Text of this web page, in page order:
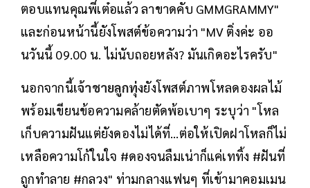
ตอบแทนคุณพี่เต๋อแล้ว ลาขาดคับ GMMGRAMMY"
และก่อนหน้านี้ยังโพสต์ข้อความว่า "MV ติ่งค่ะ ออ
นวันนี้ 09.00 น. ไม่นับถอยหลัง? มันเกิดอะไรครับ"
นอกจากนี้เจ้าชายลูกทุ่งยังโพสต์ภาพโหลดองผลไม้
พร้อมเขียนข้อความคล้ายตัดพ้อเบาๆ ระบุว่า "โหล
เก็บความฝันแต่ยังดองไม่ได้ที่…ต่อให้เปิดฝาโหลก็ไม่
เหลือความโก้ในใจ #ดองจนลืมเน่าก็แค่เททิ้ง #ฝันที่
ถูกทำลาย #กลวง" ท่ามกลางแฟนๆ ที่เข้ามาคอมเมน